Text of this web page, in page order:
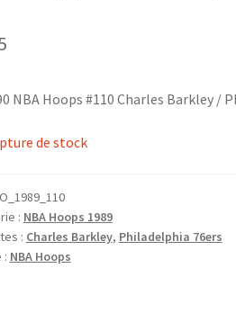
NBA Hoops #110 Charles Barkley /
de stock
: NBA Hoops 1989
: Charles Barkley, Philadelphia 76ers
: NBA Hoops